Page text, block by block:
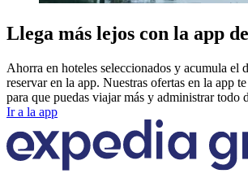
Llega más lejos con la app
Ahorra en hoteles seleccionados y acumula el
reservar en la app. Nuestras ofertas en la app
para que puedas viajar más y administrar todo
Ir a la app